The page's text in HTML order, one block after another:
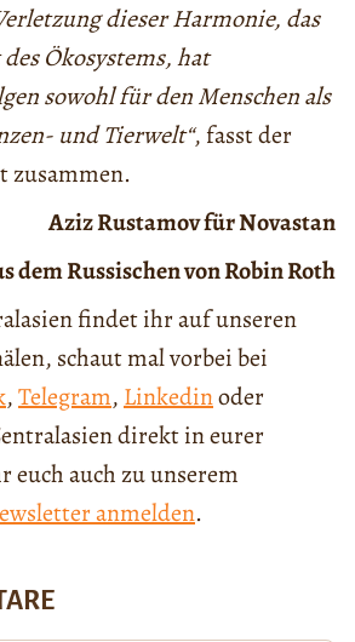
dieser Harmonie, das
Ökosystems, hat
sowohl für den Menschen als
und Tierwelt“, fasst der
zusammen.
Aziz Rustamov für Novastan
dem Russischen von Robin Roth
findet ihr auf unseren
schaut mal vorbei bei
,Telegram, Linkedinoder
direkt in eurer
auch zu unserem
anmelden.